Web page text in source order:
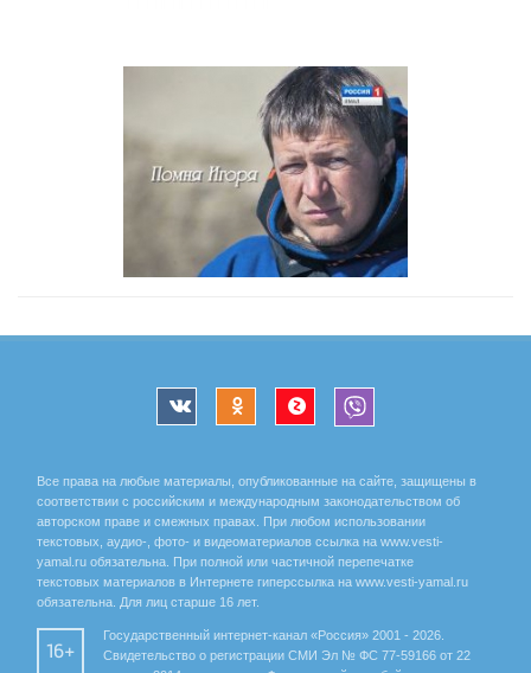
Все права на любые материалы, опубликованные на сайте, защищены в
соответствии с российским и международным законодательством об
авторском праве и смежных правах. При любом использовании
текстовых, аудио-, фото- и видеоматериалов ссылка на www.vesti-
yamal.ru обязательна. При полной или частичной перепечатке
текстовых материалов в Интернете гиперссылка на www.vesti-yamal.ru
обязательна. Для лиц старше 16 лет.
16+
Государственный интернет-канал «Россия» 2001 - 2026.
Свидетельство о регистрации СМИ Эл № ФС 77-59166 от 22